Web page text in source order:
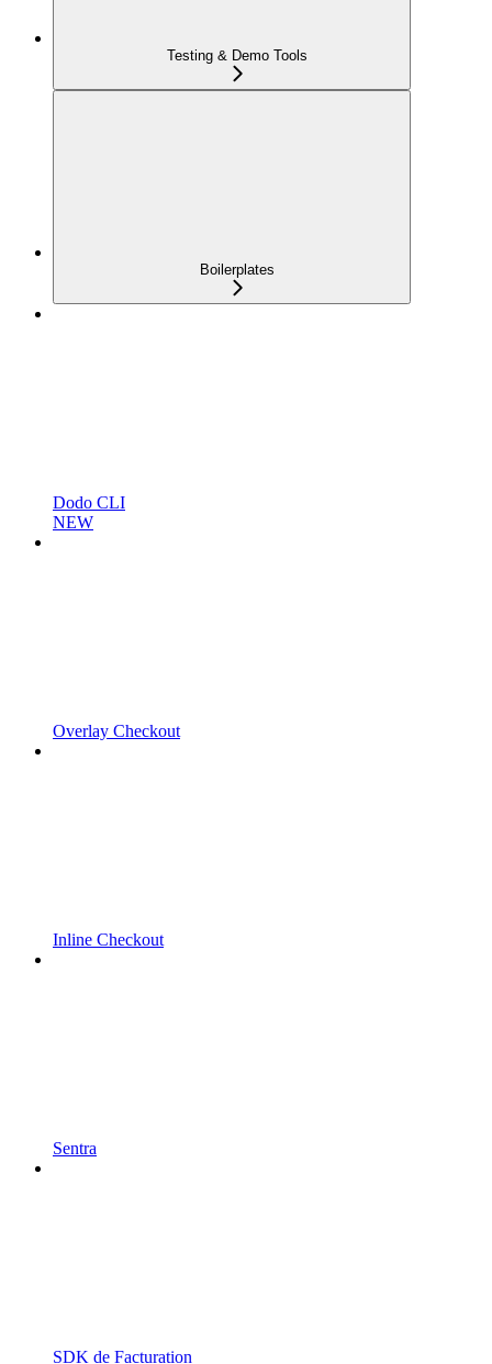
Testing & Demo Tools
Boilerplates
Dodo CLI
NEW
Overlay Checkout
Inline Checkout
Sentra
SDK de Facturation